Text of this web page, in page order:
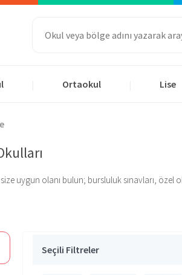
Ortaokul Lise
size uygun olanı bulun; bursluluk sınavları,
Seçili Filtreler